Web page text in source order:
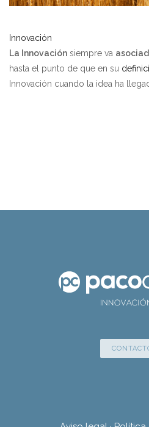
Innovación
La Innovación siempre va
hasta el punto de que en su
Innovación cuando la idea ha